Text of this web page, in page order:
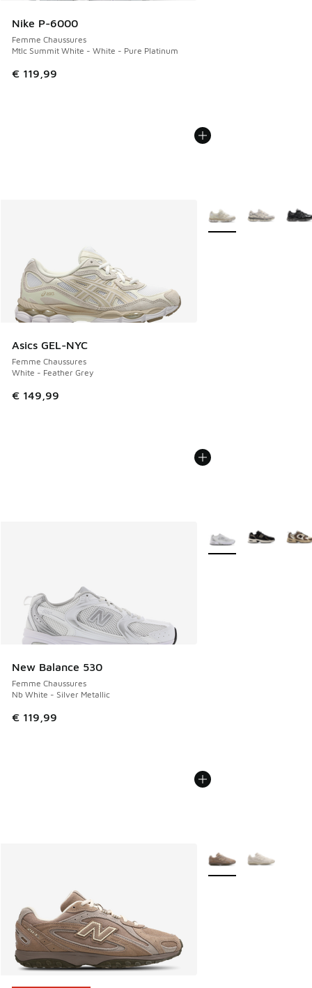
Nike P-6000
Femme Chaussures
Mtlc Summit White - White - Pure Platinum
€ 119,99
Asics GEL-NYC
Femme Chaussures
White - Feather Grey
€ 149,99
Plus de couleurs
New Balance 530
Femme Chaussures
Nb White - Silver Metallic
€ 119,99
Plus de couleurs
Plus de couleurs